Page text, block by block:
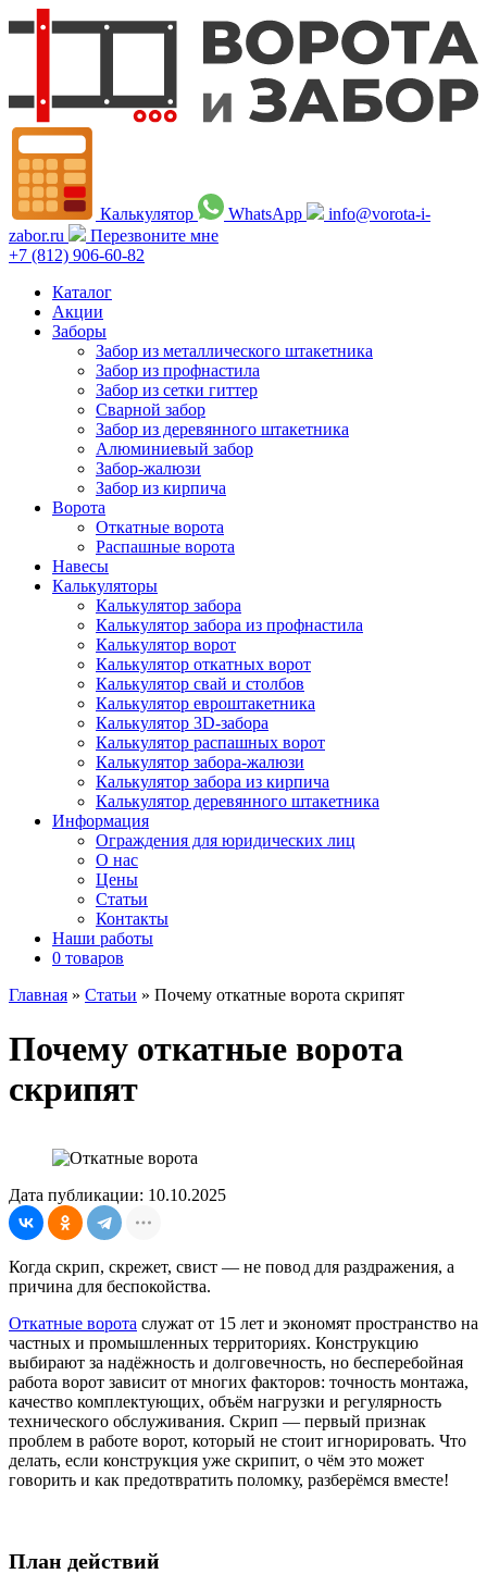
Калькулятор WhatsApp
info@vorota-i-
zabor.ru
Перезвоните мне
+7 (812) 906-60-82
Каталог
Акции
Заборы
Забор из металлического штакетника
Забор из профнастила
Забор из сетки гиттер
Сварной забор
Забор из деревянного штакетника
Алюминиевый забор
Забор-жалюзи
Забор из кирпича
Ворота
Откатные ворота
Распашные ворота
Навесы
Калькуляторы
Калькулятор забора
Калькулятор забора из профнастила
Калькулятор ворот
Калькулятор откатных ворот
Калькулятор свай и столбов
Калькулятор евроштакетника
Калькулятор 3D-забора
Калькулятор распашных ворот
Калькулятор забора-жалюзи
Калькулятор забора из кирпича
Калькулятор деревянного штакетника
Информация
Ограждения для юридических лиц
О нас
Цены
Статьи
Контакты
Наши работы
0 товаров
Главная » Статьи » Почему откатные ворота скрипят
Почему откатные ворота
скрипят
Дата публикации: 10.10.2025
Когда скрип, скрежет, свист — не повод для раздражения, а
причина для беспокойства.
Откатные ворота служат от 15 лет и экономят пространство на
частных и промышленных территориях. Конструкцию
выбирают за надёжность и долговечность, но бесперебойная
работа ворот зависит от многих факторов: точность монтажа,
качество комплектующих, объём нагрузки и регулярность
технического обслуживания. Скрип — первый признак
проблем в работе ворот, который не стоит игнорировать. Что
делать, если конструкция уже скрипит, о чём это может
говорить и как предотвратить поломку, разберёмся вместе!
План действий